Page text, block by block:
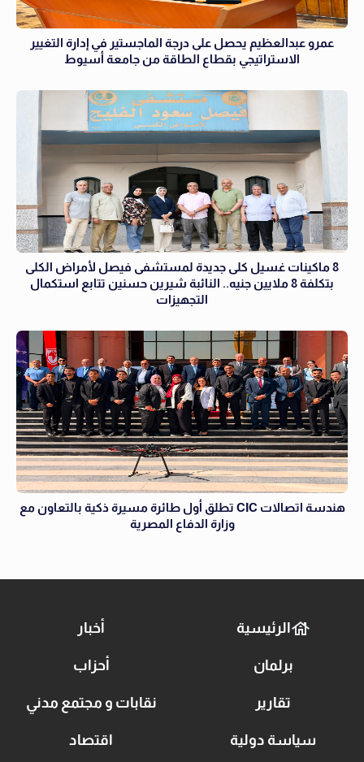
عمرو عبدالعظيم يحصل على درجة الماجستير في إدارة التغيير
الاستراتيجي بقطاع الطاقة من جامعة أسيوط
8 ماكينات غسيل كلى جديدة لمستشفى فيصل لأمراض الكلى
بتكلفة 8 ملايين جنيه.. النائبة شيرين حسنين تتابع استكمال
التجهيزات
هندسة اتصالات CIC تطلق أول طائرة مسيرة ذكية بالتعاون مع
وزارة الدفاع المصرية
الرئيسية أخبار
برلمان أحزاب
تقارير نقابات و مجتمع مدني
سياسة دولية اقتصاد